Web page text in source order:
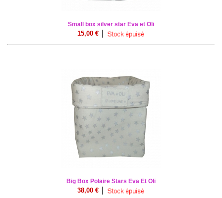
Small box silver star Eva et Oli
15,00 €
Big Box Polaire Stars Eva Et Oli
38,00 €